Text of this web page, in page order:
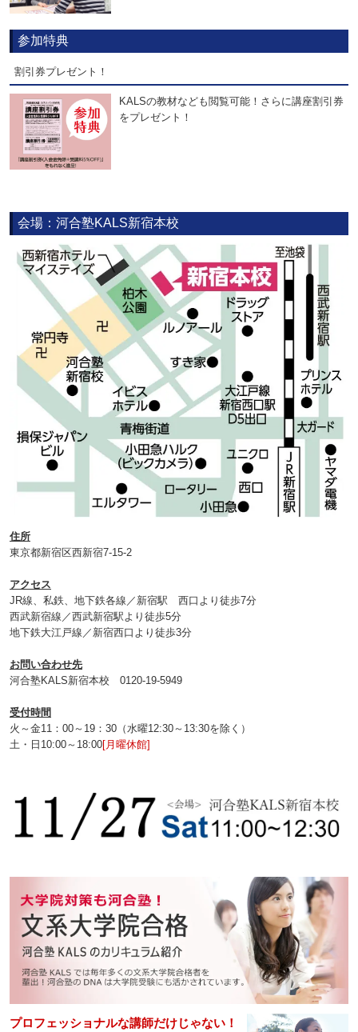
参加特典
割引券プレゼント！
KALSの教材なども閲覧可能！さらに講座割引券
をプレゼント！
会場：河合塾KALS新宿本校
住所
東京都新宿区西新宿7-15-2
アクセス
JR線、私鉄、地下鉄各線／新宿駅 西口より徒歩7分
西武新宿線／西武新宿駅より徒歩5分
地下鉄大江戸線／新宿西口より徒歩3分
お問い合わせ先
河合塾KALS新宿本校 0120‐19‐5949
受付時間
火～金11：00～19：30（水曜12:30～13:30を除く）
土・日10:00～18:00[月曜休館]
プロフェッショナルな講師だけじゃない！